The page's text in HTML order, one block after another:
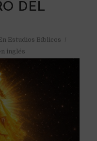
DEL
Estudios Bíblicos
inglés